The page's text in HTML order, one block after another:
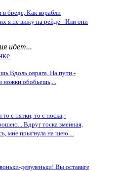
в бреде, Как корабли
я не вижу на рейде - Или они
идет...
Вдоль оврага. На пути -
ножки обобьешь,...
с пятки, то с носка,-
Вдруг тоска змеиная,
мне прыгнула на шею....
девуленьки! Вы оставьте